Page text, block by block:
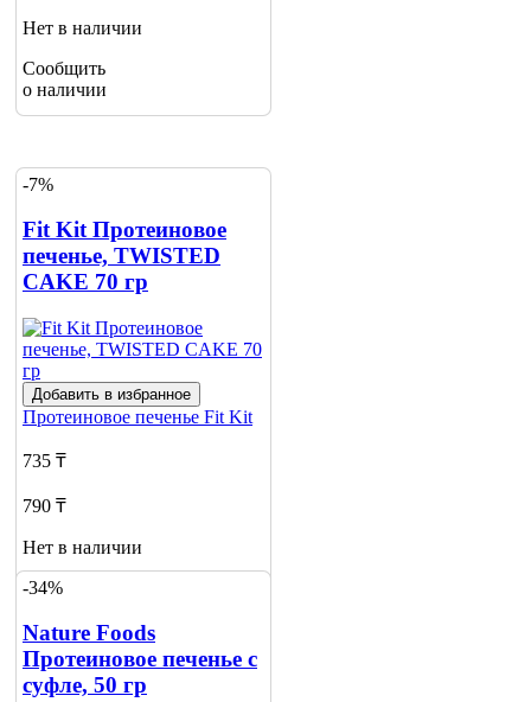
Нет в наличии
Сообщить
о наличии
-7%
Fit Kit Протеиновое
печенье, TWISTED
CAKE 70 гр
Добавить в избранное
Протеиновое печенье Fit Kit
735 ₸
790 ₸
Нет в наличии
Сообщить
2
-34%
Nature Foods
Протеиновое печенье с
суфле, 50 гр